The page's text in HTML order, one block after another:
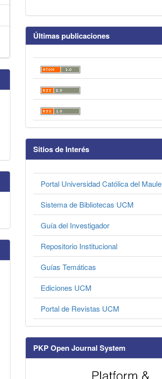
Últimas publicaciones
Sitios de Interés
Portal Universidad Católica del Maule
Sistema de Bibliotecas UCM
Guía del Investigador
Repositorio Institucional
Guías Temáticas
Ediciones UCM
Portal de Revistas UCM
PKP Open Journal System